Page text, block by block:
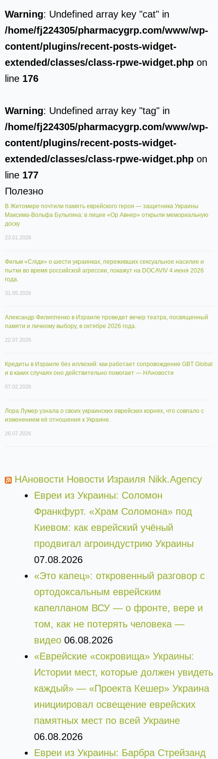
Warning: Undefined array key "cat" in
/home/fj224305/pharmacygrp.com/www/wp-
content/plugins/recent-posts-widget-
extended/classes/class-rpwe-widget.php on
line 176
Warning: Undefined array key "tag" in
/home/fj224305/pharmacygrp.com/www/wp-
content/plugins/recent-posts-widget-
extended/classes/class-rpwe-widget.php on
line 177
Полезно
В Житомире почтили память еврейского героя — защитника Украины
Максима-Вольфа Булыгина: в лицее «Ор Авнер» открыли мемориальную
доску
23.01.2026
Фильм «Сліди» о шести украинках, переживших сексуальное насилие и
пытки во время российской агрессии, покажут на DOCAVIV 4 июня 2026
года.
31.05.2026
Александр Филиппенко в Израиле проведет вечер театра, посвященный
памяти и личному выбору, в октябре 2026 года.
22.07.2026
Кредиты в Израиле без иллюзий: как работает сопровождение GBT Global
и в каких случаях оно действительно помогает — НАновости
07.02.2026
Лора Лумер узнала о своих украинских еврейских корнях, что совпало с
изменением её отношения к Украине.
26.07.2026
НАновости Новости Израиля Nikk.Agency
Евреи из Украины: Соломон
Франкфурт. «Храм Соломона» под
Киевом: как еврейский учёный
продвигал агроиндустрию Украины
07.08.2026
«Это капец»: откровенный разговор с
ортодоксальным еврейским
капелланом ВСУ — о фронте, вере и
том, как не потерять человека —
видео 06.08.2026
«Еврейские «сокровища» Украины:
Истории мест, которые должен увидеть
каждый» — «Проекта Кешер» Украина
инициировал освещение еврейских
памятных мест по всей Украине
06.08.2026
Евреи из Украины: Барбра Стрейзанд